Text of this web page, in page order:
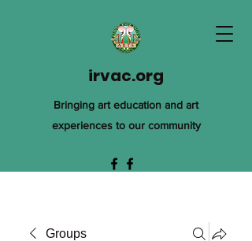
irvac.org
Bringing art education and art
experiences to our community
Groups